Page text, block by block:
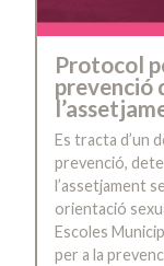
Protocol
prevenció
Es tracta d’un
prevenció,
l’assetjament
orientació
Escoles
per a la